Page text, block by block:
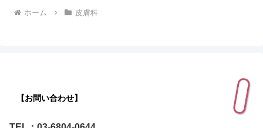
ホーム 皮膚科
【お問い合わせ】